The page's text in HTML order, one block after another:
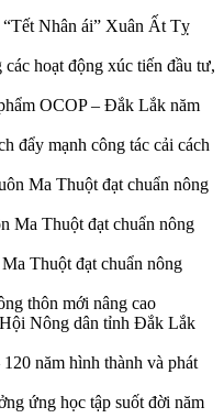
Nhân ái” Xuân Ất Tỵ
hoạt động xúc tiến đầu tư,
OCOP – Đắk Lắk năm
đẩy mạnh công tác cải cách
Ma Thuột đạt chuẩn nông
Ma Thuột đạt chuẩn nông
Thuột đạt chuẩn nông
thôn mới nâng cao
Nông dân tỉnh Đắk Lắk
năm hình thành và phát
ứng học tập suốt đời năm